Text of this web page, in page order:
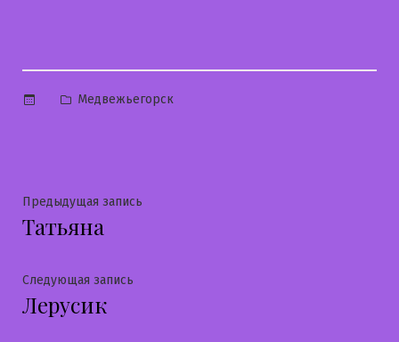
Опубликовано
Медвежьегорск
Навигация
по
записям
Предыдущая запись
Татьяна
Следующая запись
Лерусик